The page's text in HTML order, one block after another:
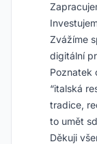
Zvážíme
digitální
Poznatek
“italská
tradice,
to umět
Děkuji